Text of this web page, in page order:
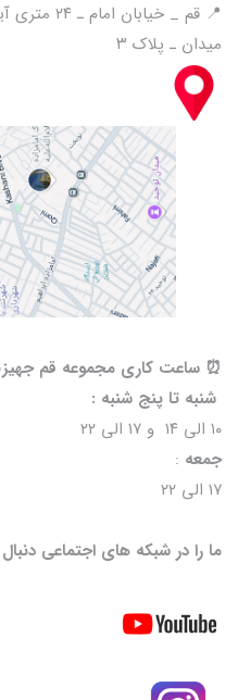
میدان ـ پلاک ۳
⏰️ ساعت کاری مجموعه قم
شنبه تا پنج شنبه :
۱۰ الی ۱۴ و ۱۷ الی ۲۲
جمعه :
۱۷ الی ۲۲
ما را در شبکه های اجتماعی